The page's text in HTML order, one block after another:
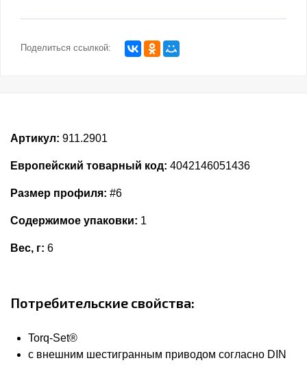
Поделиться ссылкой:
Артикул: 911.2901
Европейский товарный код: 4042146051436
Размер профиля: #6
Содержимое упаковки: 1
Вес, г: 6
Потребительские свойства:
Torq-Set®
с внешним шестигранным приводом согласно DIN